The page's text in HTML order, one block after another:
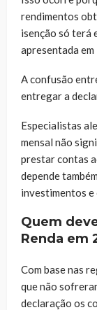
rendimentos
isenção só terá
apresentada
A confusão
entregar a
Especialistas
mensal não
prestar contas
depende
investimentos
Quem
Renda em
Com base nas
que não
declaração os